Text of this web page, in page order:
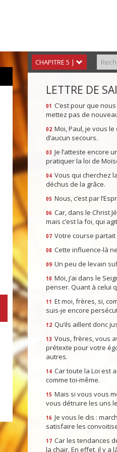
CHAPITRE 5 |
LETTRE DE
01
C’est pour que
mettez pas de
02 Moi, Paul, je vous
d’aucun secours.
03 Je l’atteste encore
pratiquer la loi de
04 Vous qui cherchez
déchus de la grâce.
05 Nous, c’est par
06 Car, dans le Christ
mais c’est la foi, qui
07 Votre course partait
08 Cette influence-là
09 Un peu de levain
10 Moi, j’ai dans le
penser. Quant à celui
11
Et moi, frères, si,
suis-je encore
12 Qu’ils aillent donc
13 Vous, frères, vous
prétexte pour votre
autres.
14 Car toute la Loi est
comme toi-même.
15 Mais si vous vous
vous détruire les uns
16 Je vous le dis :
satisfaire les
17 Car les tendances
la chair. En effet, il y a